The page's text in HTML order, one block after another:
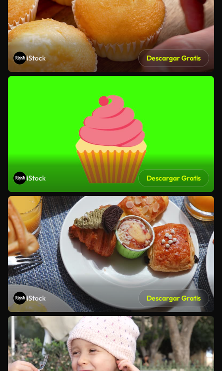
iStock Descargar Gratis
iStock Descargar Gratis
iStock Descargar Gratis